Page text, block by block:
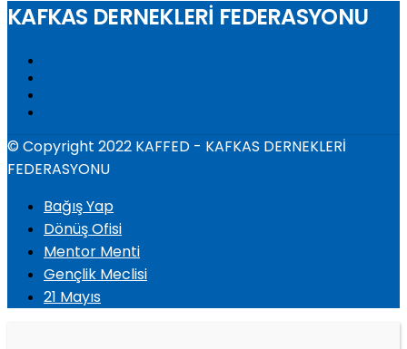
KAFKAS DERNEKLERİ FEDERASYONU
© Copyright 2022 KAFFED - KAFKAS DERNEKLERİ
FEDERASYONU
Bağış Yap
Dönüş Ofisi
Mentor Menti
Gençlik Meclisi
21 Mayıs